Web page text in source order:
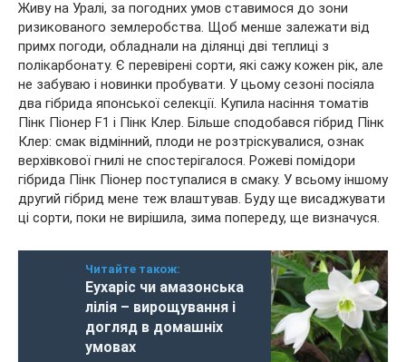
Живу на Уралі, за погодних умов ставимося до зони
ризикованого землеробства. Щоб менше залежати від
примх погоди, обладнали на ділянці дві теплиці з
полікарбонату. Є перевірені сорти, які сажу кожен рік, але
не забуваю і новинки пробувати. У цьому сезоні посіяла
два гібрида японської селекції. Купила насіння томатів
Пінк Піонер F1 і Пінк Клер. Більше сподобався гібрид Пінк
Клер: смак відмінний, плоди не розтріскувалися, ознак
верхівкової гнилі не спостерігалося. Рожеві помідори
гібрида Пінк Піонер поступалися в смаку. У всьому іншому
другий гібрид мене теж влаштував. Буду ще висаджувати
ці сорти, поки не вирішила, зима попереду, ще визначуся.
Читайте також:
Еухаріс чи амазонська
лілія – вирощування і
догляд в домашніх
умовах